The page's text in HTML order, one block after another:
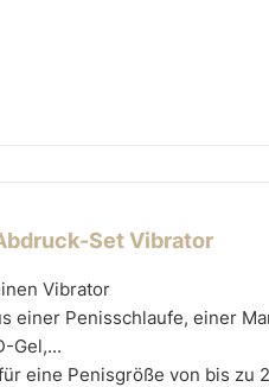
Set Vibrator
Vibrator
einer Penisschlaufe, einer
Gel,...
eine Penisgröße von bis zu